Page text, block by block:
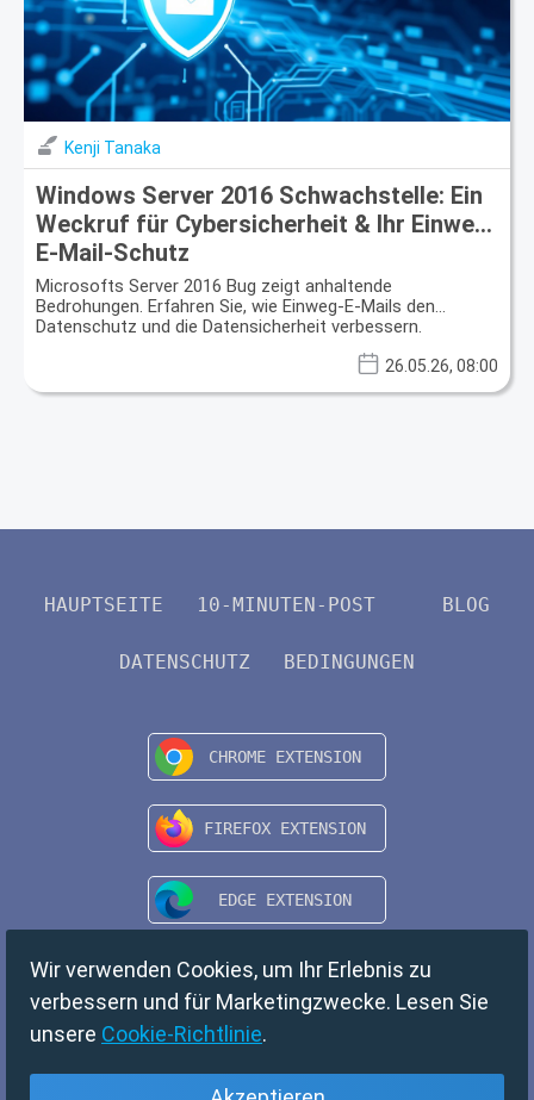
Kenji Tanaka
Windows Server 2016 Schwachstelle: Ein
Weckruf für Cybersicherheit & Ihr Einweg-
E-Mail-Schutz
Microsofts Server 2016 Bug zeigt anhaltende
Bedrohungen. Erfahren Sie, wie Einweg-E-Mails den
Datenschutz und die Datensicherheit verbessern.
26.05.26, 08:00
HAUPTSEITE 10-MINUTEN-POST BLOG
DATENSCHUTZ BEDINGUNGEN
Wir verwenden Cookies, um Ihr Erlebnis zu
verbessern und für Marketingzwecke. Lesen Sie
unsere Cookie-Richtlinie.